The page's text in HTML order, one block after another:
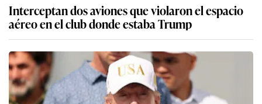
Interceptan dos aviones que violaron el espacio
aéreo en el club donde estaba Trump